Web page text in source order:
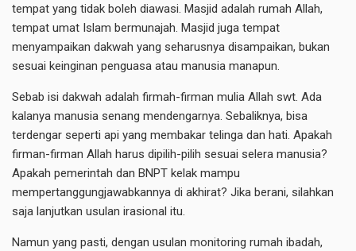
tempat yang tidak boleh diawasi. Masjid adalah rumah Allah,
tempat umat Islam bermunajah. Masjid juga tempat
menyampaikan dakwah yang seharusnya disampaikan, bukan
sesuai keinginan penguasa atau manusia manapun.
Sebab isi dakwah adalah firmah-firman mulia Allah swt. Ada
kalanya manusia senang mendengarnya. Sebaliknya, bisa
terdengar seperti api yang membakar telinga dan hati. Apakah
firman-firman Allah harus dipilih-pilih sesuai selera manusia?
Apakah pemerintah dan BNPT kelak mampu
mempertanggungjawabkannya di akhirat? Jika berani, silahkan
saja lanjutkan usulan irasional itu.
Namun yang pasti, dengan usulan monitoring rumah ibadah,